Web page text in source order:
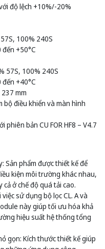
độ lệch +10%/-20%
100% 240S
+50°C
57S, 100% 240S
+40°C
mm
bộ điều khiển và màn hình
bản CU FOR HF8 – V4.7
Sản phẩm được thiết kế để
kiện môi trường khác nhau,
ở chế độ quá tải cao.
sử dụng bộ lọc CL. A và
này giúp tối ưu hóa khả
hiệu suất hệ thống tổng
gọn: Kích thước thiết kế giúp